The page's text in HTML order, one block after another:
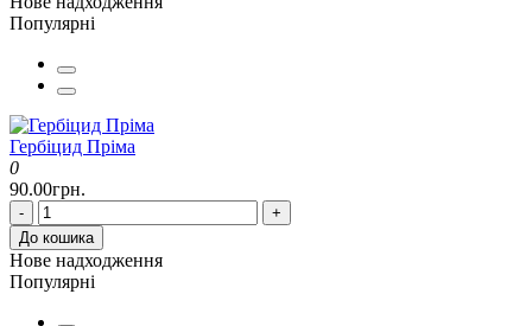
Популярні
Гербіцид Пріма
0
90.00грн.
-
+
До кошика
Нове надходження
Популярні